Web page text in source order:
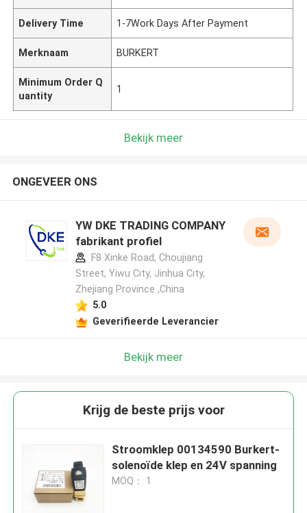
Delivery Time 1-7Work Days After Payment
Merknaam BURKERT
Minimum Order Q
uantity
1
Bekijk meer
ONGEVEER ONS
YW DKE TRADING COMPANY
fabrikant profiel
F8 Xinke Road, Choujiang
Street, Yiwu City, Jinhua City,
Zhejiang Province ,China
5.0
Geverifieerde Leverancier
Bekijk meer
Krijg de beste prijs voor
Stroomklep 00134590 Burkert-
solenoïde klep en 24V spanning
MOQ： 1